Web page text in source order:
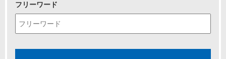
フリーワード